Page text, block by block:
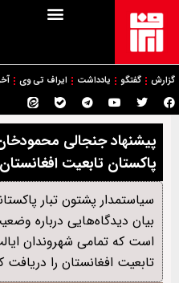
گزارش گفتگو یادداشت ایراف تی وی
پیشنهاد جنجالی
پاکستان تابعیت
سیاستمدار پشتون تبار
بیان دیدگاه‌هایی درباره
است که تمامی شهروندان
تابعیت افغانستان را دریافت